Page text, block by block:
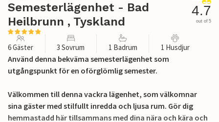
Semesterlägenhet - Bad
Heilbrunn , Tyskland
4.7
out of 5
6 Gäster 3 Sovrum 1 Badrum 1 Husdjur
Använd denna bekväma semesterlägenhet som
utgångspunkt för en oförglömlig semester.
Välkommen till denna vackra lägenhet, som välkomnar
sina gäster med stilfullt inredda och ljusa rum. Gör dig
hemmastadd här tillsammans med dina nära och kära och